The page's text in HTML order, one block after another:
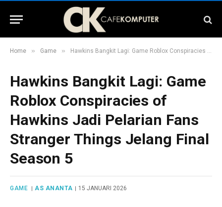
Home » Game » Hawkins Bangkit Lagi: Game Roblox Conspiracies of Hawkins Jadi Pelarian Fans Stranger Things Jelang Final Season 5
Hawkins Bangkit Lagi: Game
Roblox Conspiracies of
Hawkins Jadi Pelarian Fans
Stranger Things Jelang Final
Season 5
GAME AS ANANTA 15 JANUARI 2026